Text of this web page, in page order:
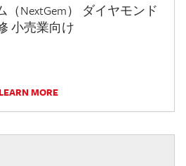
（NextGem） ダイヤモンド
小売業向け
LEARN MORE